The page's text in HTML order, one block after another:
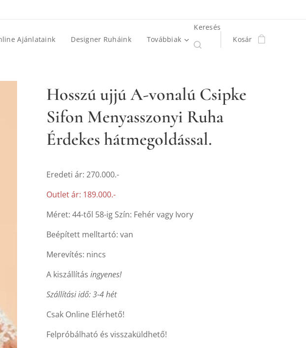
Ajánlataink Designer Ruháink Továbbiak
Keresés
Kosár
Hosszú ujjú A-vonalú Csipke
Sifon Menyasszonyi Ruha
Érdekes hátmegoldással.
Eredeti ár: 270.000.-
Outlet ár: 189.000.-
Méret: 44-től 58-ig Szín: Fehér vagy Ivory
Beépített melltartó: van
Merevítés: nincs
A kiszállítás ingyenes!
Szállítási idő: 3-4 hét
Csak Online Elérhető!
Felpróbálható és visszaküldhető!